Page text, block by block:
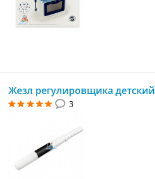
Жезл регулировщика детский
3